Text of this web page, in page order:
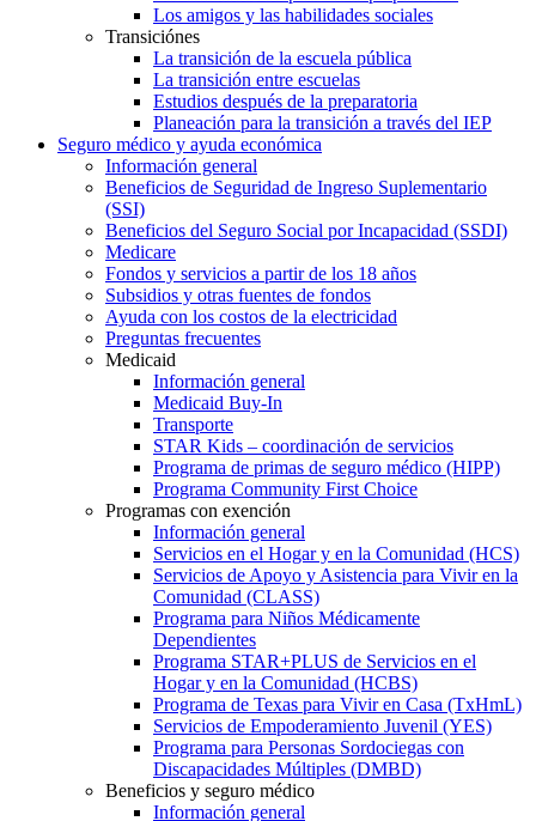
Los amigos y las habilidades sociales
Transiciónes
La transición de la escuela pública
La transición entre escuelas
Estudios después de la preparatoria
Planeación para la transición a través del IEP
Seguro médico y ayuda económica
Información general
Beneficios de Seguridad de Ingreso Suplementario
(SSI)
Beneficios del Seguro Social por Incapacidad (SSDI)
Medicare
Fondos y servicios a partir de los 18 años
Subsidios y otras fuentes de fondos
Ayuda con los costos de la electricidad
Preguntas frecuentes
Medicaid
Información general
Medicaid Buy-In
Transporte
STAR Kids – coordinación de servicios
Programa de primas de seguro médico (HIPP)
Programa Community First Choice
Programas con exención
Información general
Servicios en el Hogar y en la Comunidad (HCS)
Servicios de Apoyo y Asistencia para Vivir en la
Comunidad (CLASS)
Programa para Niños Médicamente
Dependientes
Programa STAR+PLUS de Servicios en el
Hogar y en la Comunidad (HCBS)
Programa de Texas para Vivir en Casa (TxHmL)
Servicios de Empoderamiento Juvenil (YES)
Programa para Personas Sordociegas con
Discapacidades Múltiples (DMBD)
Beneficios y seguro médico
Información general